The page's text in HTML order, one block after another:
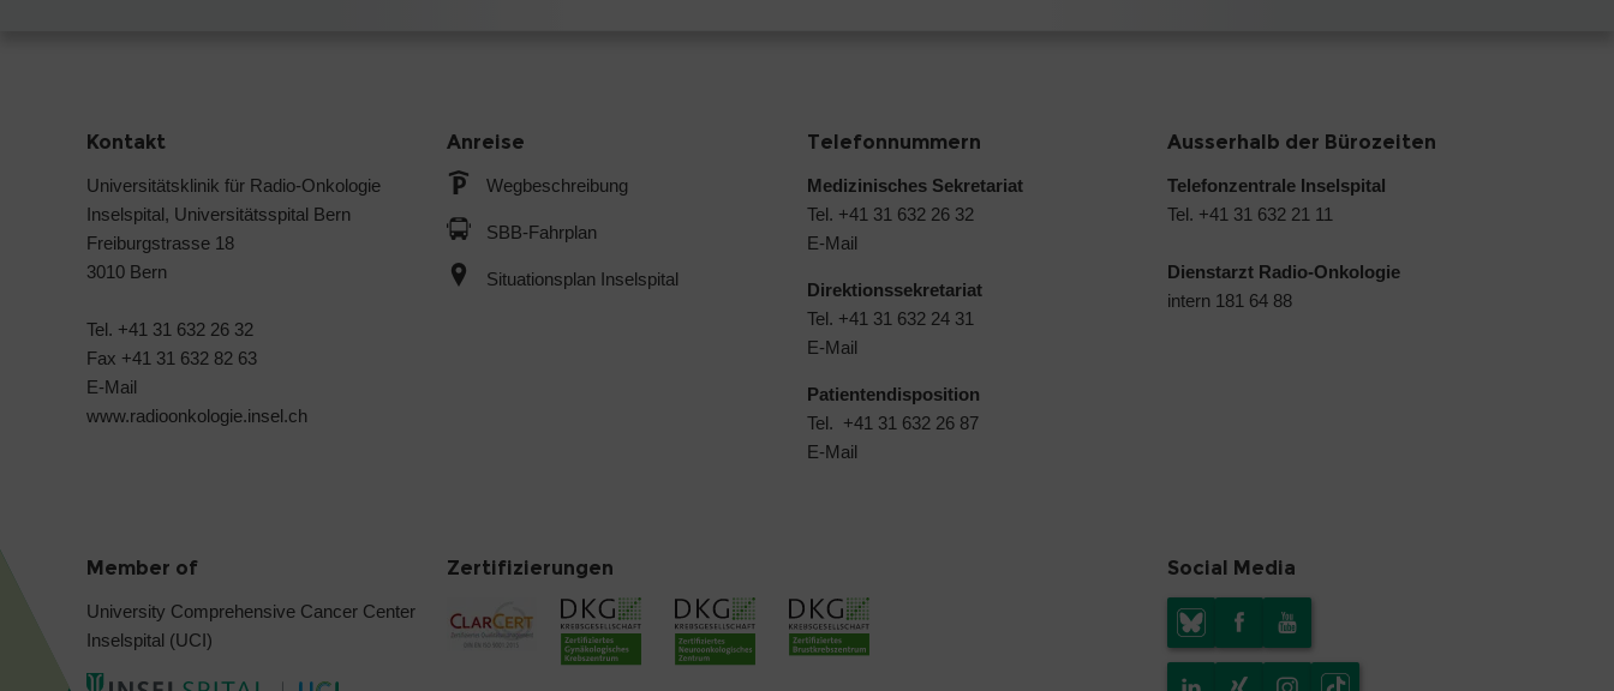
Kontakt
Universitätsklinik für Radio-Onkologie
Inselspital, Universitätsspital Bern
Freiburgstrasse 18
3010 Bern
Tel. +41 31 632 26 32
Fax +41 31 632 82 63
E-Mail
www.radioonkologie.insel.ch
Anreise
Wegbeschreibung
SBB-Fahrplan
Situationsplan Inselspital
Telefonnummern
Medizinisches Sekretariat
Tel. +41 31 632 26 32
E-Mail
Direktionssekretariat
Tel. +41 31 632 24 31
E-Mail
Patientendisposition
Tel. +41 31 632 26 87
E-Mail
Ausserhalb der Bürozeiten
Telefonzentrale Inselspital
Tel. +41 31 632 21 11
Dienstarzt Radio-Onkologie
intern 181 64 88
Member of
University Comprehensive Cancer Center
Inselspital (UCI)
Zertifizierungen Social Media